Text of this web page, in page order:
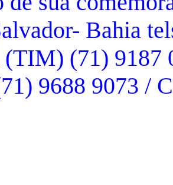
Bahia
(TIM) (71) 9187
9688 9073 /